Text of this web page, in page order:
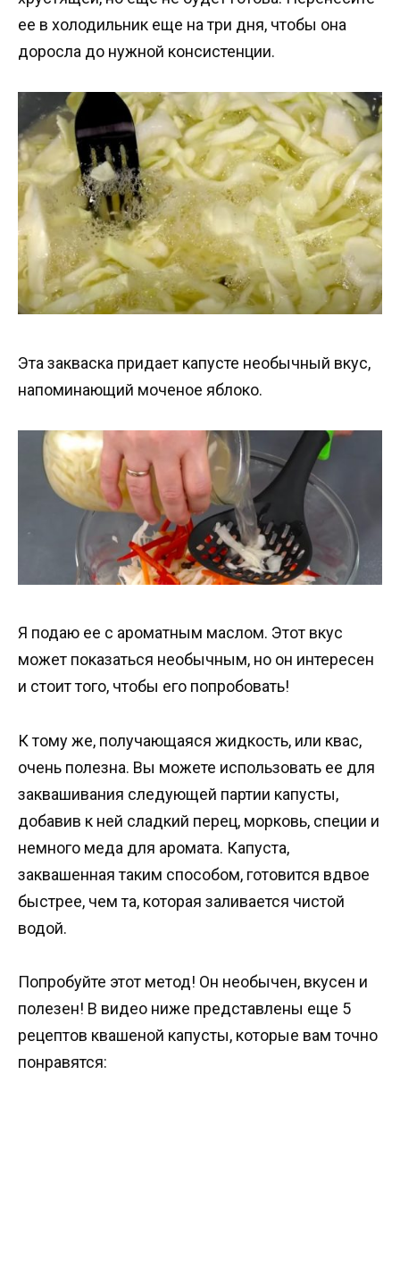
ее в холодильник еще на три дня, чтобы она
доросла до нужной консистенции.
Эта закваска придает капусте необычный вкус,
напоминающий моченое яблоко.
Я подаю ее с ароматным маслом. Этот вкус
может показаться необычным, но он интересен
и стоит того, чтобы его попробовать!
К тому же, получающаяся жидкость, или квас,
очень полезна. Вы можете использовать ее для
заквашивания следующей партии капусты,
добавив к ней сладкий перец, морковь, специи и
немного меда для аромата. Капуста,
заквашенная таким способом, готовится вдвое
быстрее, чем та, которая заливается чистой
водой.
Попробуйте этот метод! Он необычен, вкусен и
полезен! В видео ниже представлены еще 5
рецептов квашеной капусты, которые вам точно
понравятся: